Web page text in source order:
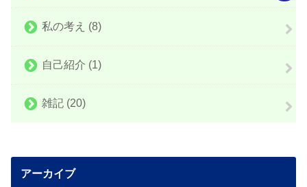
私の考え (8)
自己紹介 (1)
雑記 (20)
アーカイブ